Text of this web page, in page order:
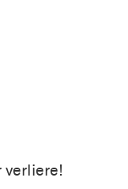
verliere!